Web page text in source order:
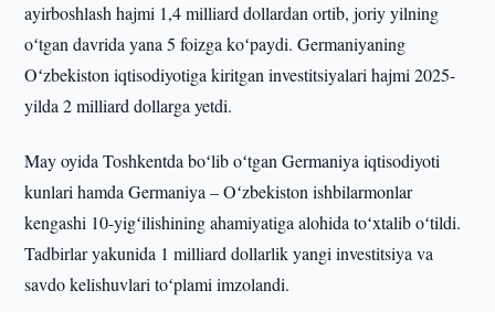
ayirboshlash hajmi 1,4 milliard dollardan ortib, joriy yilning
oʻtgan davrida yana 5 foizga koʻpaydi. Germaniyaning
Oʻzbekiston iqtisodiyotiga kiritgan investitsiyalari hajmi 2025-
yilda 2 milliard dollarga yetdi.
May oyida Toshkentda boʻlib oʻtgan Germaniya iqtisodiyoti
kunlari hamda Germaniya – Oʻzbekiston ishbilarmonlar
kengashi 10-yigʻilishining ahamiyatiga alohida toʻxtalib oʻtildi.
Tadbirlar yakunida 1 milliard dollarlik yangi investitsiya va
savdo kelishuvlari toʻplami imzolandi.